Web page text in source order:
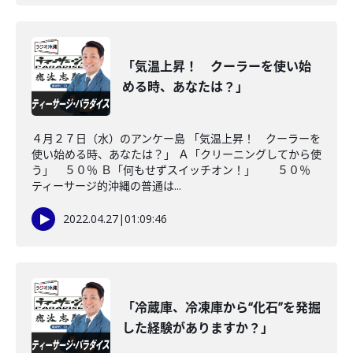
「気温上昇！ クーラーを使い始
める時、あなたは？」
４月２７日（水）のアンケー島 「気温上昇！ クーラーを
使い始める時、あなたは？」 Ａ「クリーニングしてから使
う」 ５０％ Ｂ「何もせずスイッチオン！」 ５０％
ティーサージ的沖縄の普通は...
2022.04.27|01:09:46
「冷蔵庫、冷凍庫から“化石”を発掘
した経験がありますか？」